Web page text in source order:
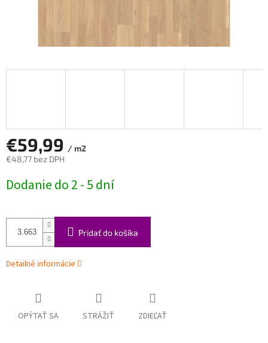
€59,99 / m2
€48,77 bez DPH
cena:
Dodanie do 2 - 5 dní
Pridať do košíka
Detailné informácie
OPÝTAŤ SA STRÁŽIŤ ZDIEĽAŤ